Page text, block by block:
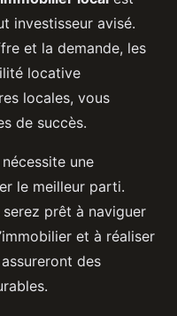
investisseur avisé.
et la demande, les
locative
locales, vous
de succès.
une
le meilleur parti.
prêt à naviguer
et à réaliser
des